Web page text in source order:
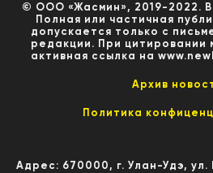
© ООО «Жасмин», 2019-2022.
Полная или частичная
допускается только с
редакции. При цитировании
активная ссылка на
Архив
Политика
Адрес: 670000, г. Улан-Удэ,